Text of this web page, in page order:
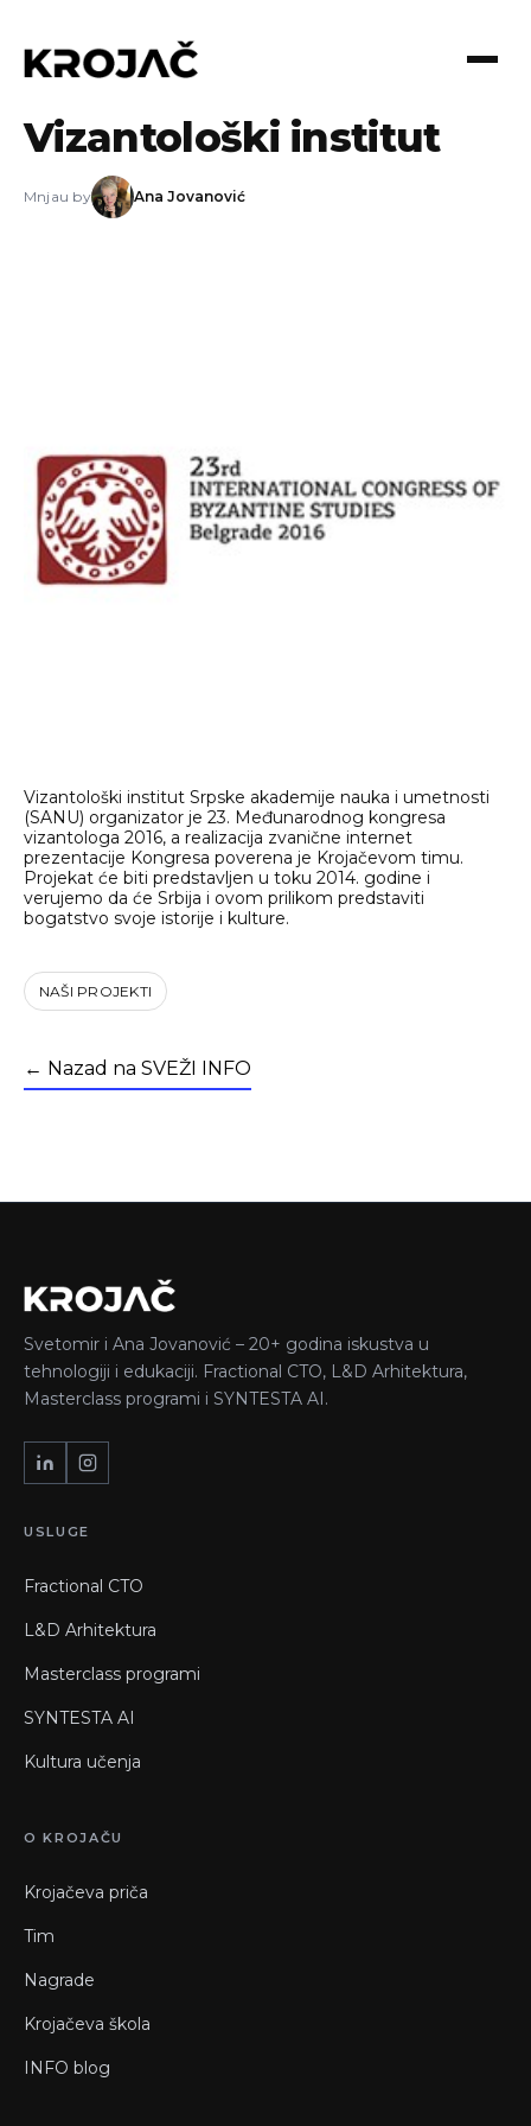
Vizantološki institut
Mnjau by Ana Jovanović
Vizantološki institut Srpske akademije nauka i umetnosti
(SANU) organizator je 23. Međunarodnog kongresa
vizantologa 2016, a realizacija zvanične internet
prezentacije Kongresa poverena je Krojačevom timu.
Projekat će biti predstavljen u toku 2014. godine i
verujemo da će Srbija i ovom prilikom predstaviti
bogatstvo svoje istorije i kulture.
NAŠI PROJEKTI
← Nazad na SVEŽI INFO
Svetomir i Ana Jovanović – 20+ godina iskustva u
tehnologiji i edukaciji. Fractional CTO, L&D Arhitektura,
Masterclass programi i SYNTESTA AI.
USLUGE
Fractional CTO
L&D Arhitektura
Masterclass programi
SYNTESTA AI
Kultura učenja
O KROJAČU
Krojačeva priča
Tim
Nagrade
Krojačeva škola
INFO blog